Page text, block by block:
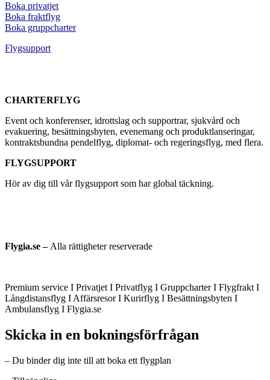
Boka privatjet
Boka fraktflyg
Boka gruppcharter
Flygsupport
CHARTERFLYG
Event och konferenser, idrottslag och supportrar, sjukvård och
evakuering, besättningsbyten, evenemang och produktlanseringar,
kontraktsbundna pendelflyg, diplomat- och regeringsflyg, med flera.
FLYGSUPPORT
Hör av dig till vår flygsupport som har global täckning.
Flygia.se – Alla rättigheter reserverade
Premium service I Privatjet I Privatflyg I Gruppcharter I Flygfrakt I
Långdistansflyg I Affärsresor I Kurirflyg I Besättningsbyten I
Ambulansflyg I Flygia.se
Skicka in en bokningsförfrågan
– Du binder dig inte till att boka ett flygplan